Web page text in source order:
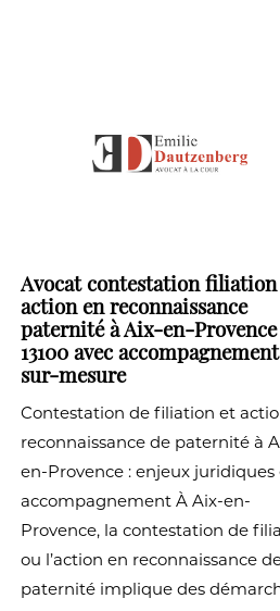
Avocat contestation
action en reconnaissance
paternité à Aix-en-Provence
13100 avec accompagnement
sur-mesure
Contestation de filiation et
reconnaissance de paternité à
en-Provence : enjeux juridiques
accompagnement À Aix-en-
Provence, la contestation de
ou l’action en reconnaissance
paternité implique des